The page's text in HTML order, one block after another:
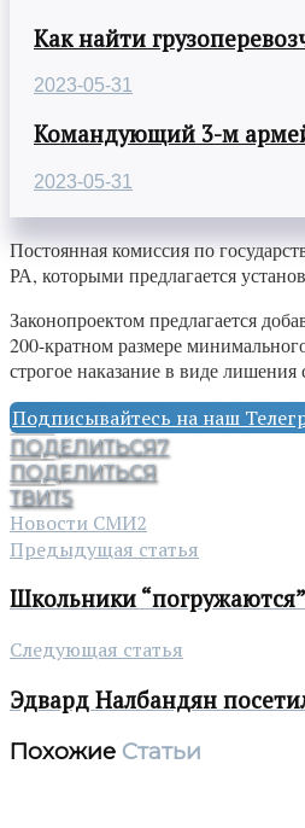
Как найти
2023-05-31
Командующий 3-м
2023-05-31
Постоянная комиссия по
РА, которыми предлагается
Законопроектом предлагается
200-кратном размере
строгое наказание в виде
Подписывайтесь на наш
ПОДЕЛИТЬСЯ7
ПОДЕЛИТЬСЯ
ТВИТ5
Новости СМИ2
Предыдущая статья
Школьники
Следующая статья
Эдвард Налбандян
Похожие Статьи